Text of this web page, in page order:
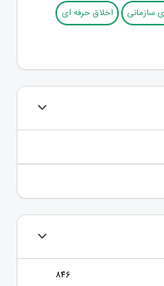
سازمانی اخلاق حرفه ای
846